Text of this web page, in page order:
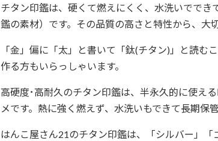
チタン印鑑は、硬くて燃えにくく、水洗いでで
鑑の素材）です。その品質の高さと特性から、大
「金」偏に「太」と書いて「鈦(チタン)」と読む
作る方もいらっしゃいます。
高硬度･高耐久のチタン印鑑は、半永久的に使え
メです。熱に強く燃えず、水洗いもできて長期保
はんこ屋さん21のチタン印鑑は、「シルバー」